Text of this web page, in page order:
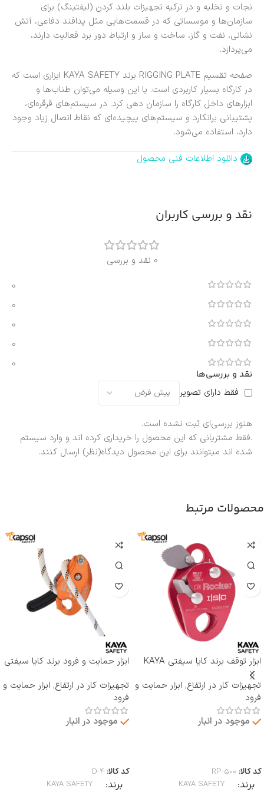
نجات و تخلیه و در ترکیه تجهیزات بلند کردن (لیفتینگ) برای
سازمان‌ها و موسساتی که در قسمت‌هایی مثل پدافند دفاعی، آتش
نشانی، نفت و گاز، ساخت و ساز و ارتباط دور برد فعالیت دارند،
می‌پردازد.
صفحه تقسیم RIGGING PLATE برند KAYA SAFETY ابزاری است که
در کارگاه بسیار کاربردی است. با این وسیله می‌توان طناب‌ها و
ابزارهای داخل کارگاه را سازمان دهی کرد. در سیستم‌های قرقره‌ای،
پشتیبانی برانکارد و سیستم‌های پیچیده‌ای که نقاط اتصال زیاد وجود
دارد، استفاده می‌شود.
دانلود اطلاعات فنی محصول
نقد و بررسی کاربران
0 نقد و بررسی
0
0
0
0
0
نقد و بررسی‌ها
فقط دارای تصویر
هنوز بررسی‌ای ثبت نشده است.
.فقط مشتریانی که این محصول را خریداری کرده اند و وارد سیستم
شده اند میتوانند برای این محصول دیدگاه(نظر) ارسال کنند.
محصولات مرتبط
ابزار توقف برند کایا سیفتی KAYA
SAFETY مدل RP-500 ROCKER
تجهیزات کار در ارتفاع, ابزار حمایت و
فرود
موجود در انبار
کد کالا: RP-500
برند KAYA SAFETY
ابزار حمایت و فرود برند کایا سیفتی
تجهیزات کار در ارتفاع, ابزار حمایت و
فرود
موجود در انبار
کد کالا: D-4
برند KAYA SAFETY